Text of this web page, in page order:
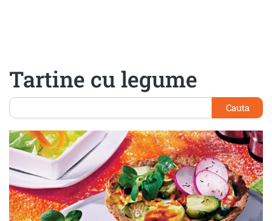
Tartine cu legume
Cauta